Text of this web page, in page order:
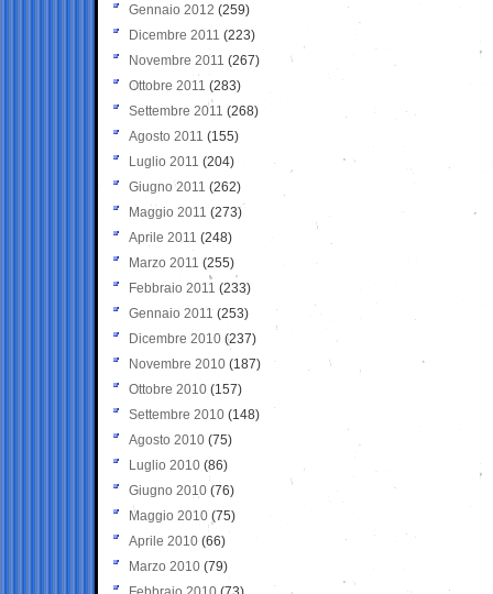
Gennaio 2012 (259)
Dicembre 2011 (223)
Novembre 2011 (267)
Ottobre 2011 (283)
Settembre 2011 (268)
Agosto 2011 (155)
Luglio 2011 (204)
Giugno 2011 (262)
Maggio 2011 (273)
Aprile 2011 (248)
Marzo 2011 (255)
Febbraio 2011 (233)
Gennaio 2011 (253)
Dicembre 2010 (237)
Novembre 2010 (187)
Ottobre 2010 (157)
Settembre 2010 (148)
Agosto 2010 (75)
Luglio 2010 (86)
Giugno 2010 (76)
Maggio 2010 (75)
Aprile 2010 (66)
Marzo 2010 (79)